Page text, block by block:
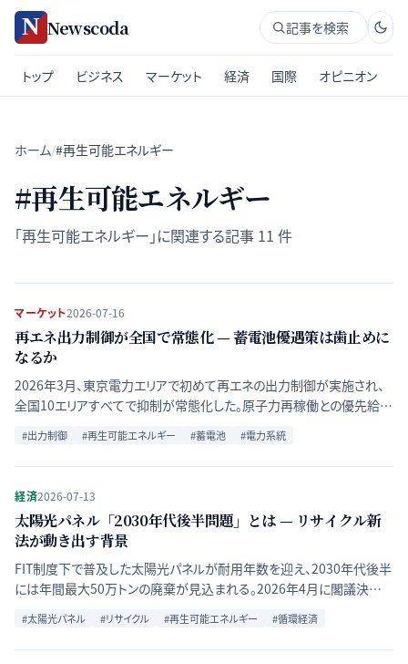
Newscoda 記事を検索
トップ ビジネス マーケット 経済 国際 オピニオン
ホーム/#再生可能エネルギー
#再生可能エネルギー
「再生可能エネルギー 」に関連する記事 11 件
マーケット2026-07-16
再エネ出力制御が全国で常態化 — 蓄電池優遇策は歯止めに
なるか
2026年3月、東京電力エリアで初めて再エネの出力制御が実施され、
全国10エリアすべてで抑制が常態化した。原子力再稼働との優先給電
順位の関係と、経済産業省の蓄電池優遇策の効果を時系列で検証す
る。
#出力制御 #再生可能エネルギー #蓄電池 #電力系統
経済2026-07-13
太陽光パネル「2030年代後半問題」とは — リサイクル新
法が動き出す背景
FIT制度下で普及した太陽光パネルが耐用年数を迎え、2030年代後半
には年間最大50万トンの廃棄が見込まれる。2026年4月に閣議決定さ
る。
#太陽光パネル #リサイクル #再生可能エネルギー #循環経済